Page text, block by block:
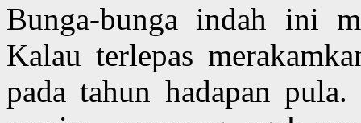
Bunga-bunga indah ini
Kalau terlepas
pada tahun hadapan